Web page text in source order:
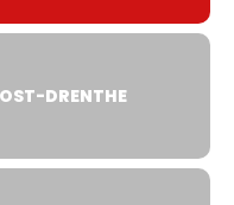
DRENTHE